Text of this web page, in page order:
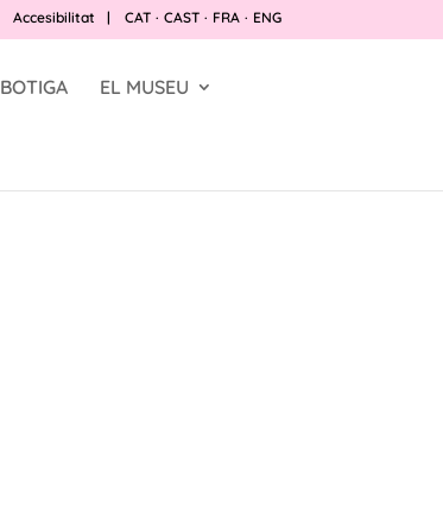
Accesibilitat | CAT · CAST · FRA · ENG
BOTIGA EL MUSEU